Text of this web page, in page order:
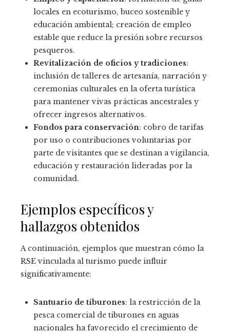
locales en ecoturismo, buceo sostenible y
educación ambiental; creación de empleo
estable que reduce la presión sobre recursos
pesqueros.
Revitalización de oficios y tradiciones:
inclusión de talleres de artesanía, narración y
ceremonias culturales en la oferta turística
para mantener vivas prácticas ancestrales y
ofrecer ingresos alternativos.
Fondos para conservación: cobro de tarifas
por uso o contribuciones voluntarias por
parte de visitantes que se destinan a vigilancia,
educación y restauración lideradas por la
comunidad.
Ejemplos específicos y
hallazgos obtenidos
A continuación, ejemplos que muestran cómo la
RSE vinculada al turismo puede influir
significativamente:
Santuario de tiburones: la restricción de la
pesca comercial de tiburones en aguas
nacionales ha favorecido el crecimiento de